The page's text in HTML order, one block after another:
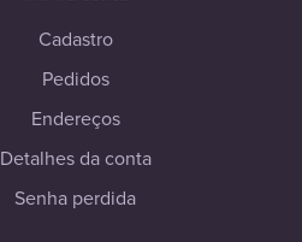
Cadastro
Pedidos
Endereços
Detalhes da conta
Senha perdida